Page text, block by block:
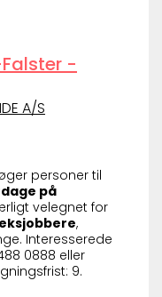
-
A/S
personer til
på
velegnet for
,
Interesserede
0888 eller
9.